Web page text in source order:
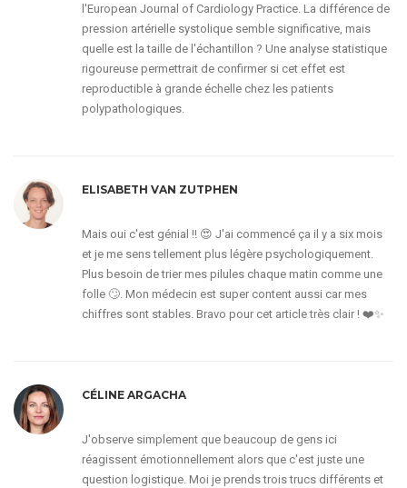
l'European Journal of Cardiology Practice. La différence de
pression artérielle systolique semble significative, mais
quelle est la taille de l'échantillon ? Une analyse statistique
rigoureuse permettrait de confirmer si cet effet est
reproductible à grande échelle chez les patients
polypathologiques.
ELISABETH VAN ZUTPHEN
Mais oui c'est génial !! 😍 J'ai commencé ça il y a six mois
et je me sens tellement plus légère psychologiquement.
Plus besoin de trier mes pilules chaque matin comme une
folle 🙄. Mon médecin est super content aussi car mes
chiffres sont stables. Bravo pour cet article très clair ! ❤️✨
CÉLINE ARGACHA
J'observe simplement que beaucoup de gens ici
réagissent émotionnellement alors que c'est juste une
question logistique. Moi je prends trois trucs différents et